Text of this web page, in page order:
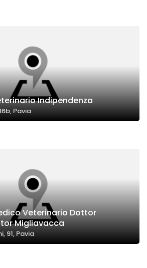
Indipendenza
Pavia
Veterinario Dottor
Migliavacca
91, Pavia